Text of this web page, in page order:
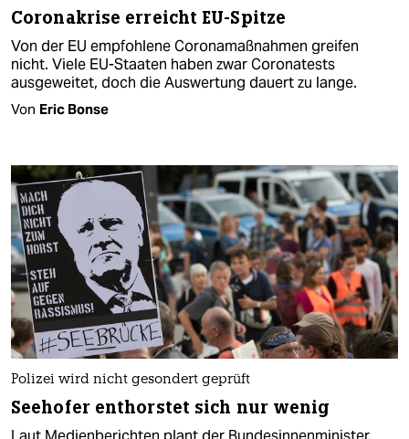
Coronakrise erreicht EU-Spitze
Von der EU empfohlene Coronamaßnahmen greifen
nicht. Viele EU-Staaten haben zwar Coronatests
ausgeweitet, doch die Auswertung dauert zu lange.
Von Eric Bonse
Polizei wird nicht gesondert geprüft
Seehofer enthorstet sich nur wenig